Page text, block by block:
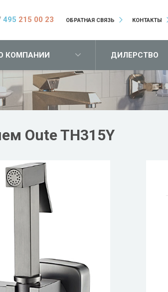
495 215 00 23 ОБРАТНАЯ СВЯЗЬ КОНТАКТЫ
КОМПАНИИ ДИЛЕРСТВО
Oute TH315Y